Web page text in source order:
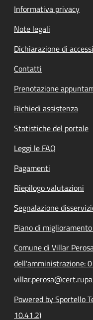
Informativa privacy
Note legali
Dichiarazione di
Contatti
Prenotazione
Richiedi assistenza
Statistiche del portale
Leggi le FAQ
Pagamenti
Riepilogo valutazioni
Segnalazione
Piano di
Comune di Villar
dell'amministrazione:
Powered by Sportello
10.41.2)